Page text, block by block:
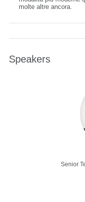
molte altre ancora.
Speakers
Senior